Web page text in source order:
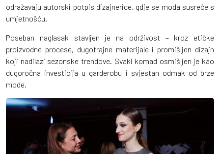
odražavaju autorski potpis dizajnerice, gdje se moda susreće s
umjetnošću.
Poseban naglasak stavljen je na održivost – kroz etičke
proizvodne procese, dugotrajne materijale i promišljen dizajn
koji nadilazi sezonske trendove. Svaki komad osmišljen je kao
dugoročna investicija u garderobu i svjestan odmak od brze
mode.